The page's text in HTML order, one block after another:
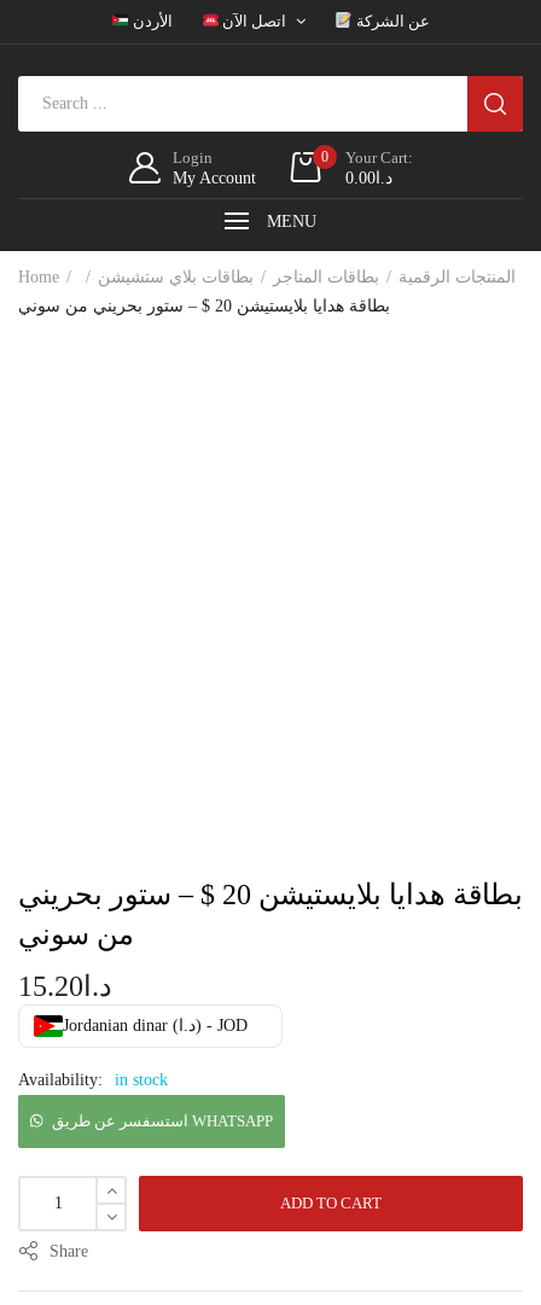
الأردن اتصل الآن عن الشركة
Login
My Account
0
Your Cart:
د.ا0.00
MENU
Home المنتجات الرقمية بطاقات المتاجر
بطاقات بلاي ستشيشن
بطاقة هدايا بلايستيشن 20 $ – ستور بحريني من سوني
بطاقة هدايا بلايستيشن 20 $ – ستور بحريني
من سوني
د.ا 15.20
Jordanian dinar (د.ا) - JOD
Availability: in stock
استسفسر عن طريق WHATSAPP
ADD TO CART
Share